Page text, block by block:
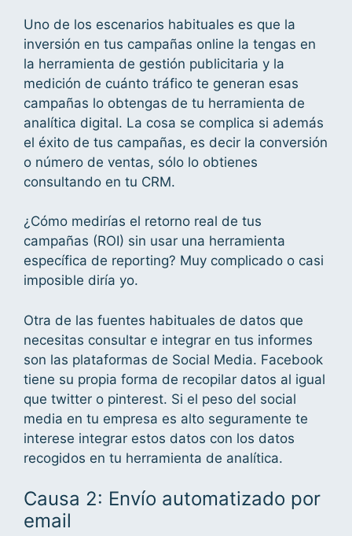
Uno de los escenarios habituales es que la
inversión en tus campañas online la tengas en
la herramienta de gestión publicitaria y la
medición de cuánto tráfico te generan esas
campañas lo obtengas de tu herramienta de
analítica digital. La cosa se complica si además
el éxito de tus campañas, es decir la conversión
o número de ventas, sólo lo obtienes
consultando en tu CRM.
¿Cómo medirías el retorno real de tus
campañas (ROI) sin usar una herramienta
específica de reporting? Muy complicado o casi
imposible diría yo.
Otra de las fuentes habituales de datos que
necesitas consultar e integrar en tus informes
son las plataformas de Social Media. Facebook
tiene su propia forma de recopilar datos al igual
que twitter o pinterest. Si el peso del social
media en tu empresa es alto seguramente te
interese integrar estos datos con los datos
recogidos en tu herramienta de analítica.
Causa 2: Envío automatizado por
email